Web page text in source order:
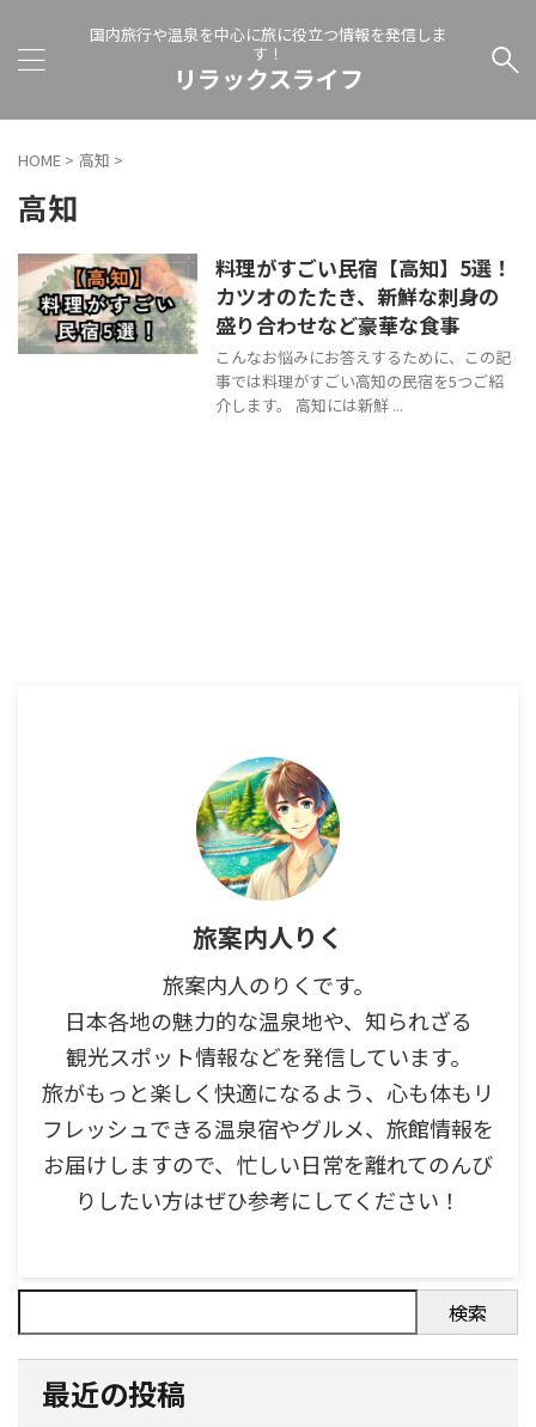
国内旅行や温泉を中心に旅に役立つ情報を発信しま
す！
リラックスライフ
HOME > 高知 >
高知
料理がすごい民宿【高知】5選！
カツオのたたき、新鮮な刺身の
盛り合わせなど豪華な食事
こんなお悩みにお答えするために、この記
事では料理がすごい高知の民宿を5つご紹
介します。 高知には新鮮 ...
旅案内人りく
旅案内人のりくです。
日本各地の魅力的な温泉地や、知られざる
観光スポット情報などを発信しています。
旅がもっと楽しく快適になるよう、心も体もリ
フレッシュできる温泉宿やグルメ、旅館情報を
お届けしますので、忙しい日常を離れてのんび
りしたい方はぜひ参考にしてください！
検索
最近の投稿